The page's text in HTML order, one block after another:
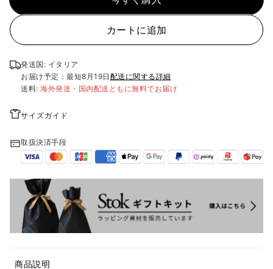
カートに追加
発送国: イタリア
お届け予定：最短8月19日 配送に関する詳細
送料: 海外発送・国内配送ともに無料でお届け
サイズガイド
取扱決済手段
商品説明